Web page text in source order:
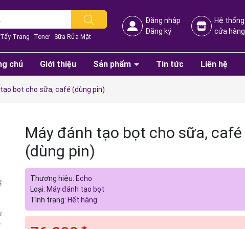
Tẩy Trang Toner Sữa Rửa Mặt
Đăng nhập
Đăng ký
Hệ thống
cửa hàng
chủ Giới thiệu Sản phẩm Tin tức Liên hệ
bọt cho sữa, café (dùng pin)
Máy đánh tạo bọt cho sữa, café
(dùng pin)
Thương hiệu: Echo
Loại: Máy đánh tạo bọt
Tình trạng: Hết hàng
Mã giảm giá:
Ngày hết hạn:
Điều kiện: